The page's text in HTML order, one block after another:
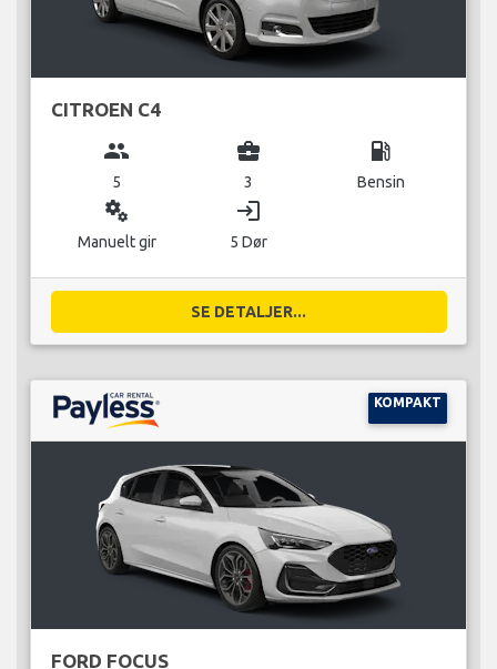
CITROEN C4
group
5
business_center
3
local_gas_station
Bensin
miscellaneous_services
Manuelt gir
login
5 Dør
SE DETALJER...
KOMPAKT
FORD FOCUS